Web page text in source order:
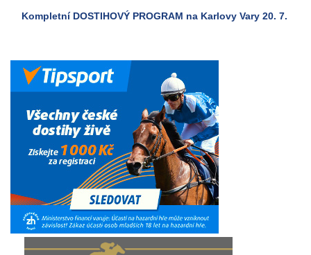
Kompletní DOSTIHOVÝ PROGRAM na Karlovy Vary 20. 7.